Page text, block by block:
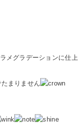
メグラデーションに仕上
まりません